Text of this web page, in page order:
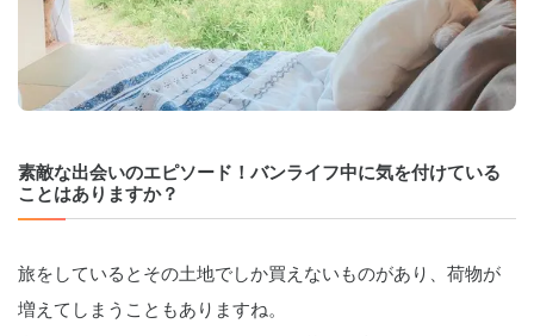
素敵な出会いのエピソード！バンライフ中に気を付けている
ことはありますか？
旅をしているとその土地でしか買えないものがあり、荷物が
増えてしまうこともありますね。